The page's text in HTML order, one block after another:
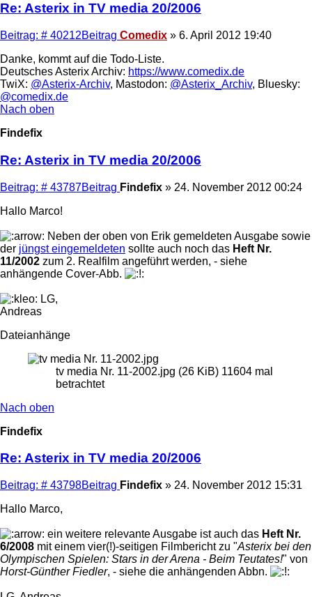
Re: Asterix in TV media 20/2006
Beitrag: # 40212Beitrag Comedix » 6. April 2012 19:40
Danke, kommt auf die Todo-Liste.
Deutsches Asterix Archiv: https://www.comedix.de
TwiX: @Asterix-Archiv, Mastodon: @Asterix_Archiv, Bluesky:
@comedix.de
Nach oben
Findefix
Re: Asterix in TV media 20/2006
Beitrag: # 43787Beitrag Findefix » 24. November 2012 00:24
Hallo Marco!
Neben der oben von Erik gemeldeten Ausgabe sowie
der jüngst eingemeldeten sollte auch noch das Heft Nr.
11/2002 zum 2. Realfilm angeführt werden, - siehe
anhängende Cover-Abb.
LG,
Andreas
Dateianhänge
tv media Nr. 11-2002.jpg (26 KiB) 11604 mal
betrachtet
Nach oben
Findefix
Re: Asterix in TV media 20/2006
Beitrag: # 43798Beitrag Findefix » 24. November 2012 15:31
Hallo Marco,
ein weitere relevante Ausgabe ist auch das Heft Nr.
6/2008 mit einem vier(!)-seitigen Filmbericht zu "Asterix bei den
Olympischen Spielen: Stars in der Arena - Beim Teutates!" von
Horst-Günther Fiedler, - siehe die anhängenden Abbn.